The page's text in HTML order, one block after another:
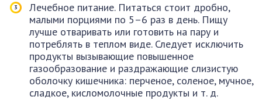
Лечебное питание. Питаться стоит дробно,
малыми порциями по 5–6 раз в день. Пищу
лучше отваривать или готовить на пару и
потреблять в теплом виде. Следует исключить
продукты вызывающие повышенное
газообразование и раздражающие слизистую
оболочку кишечника: перченое, соленое, мучное,
сладкое, кисломолочные продукты и т. д.